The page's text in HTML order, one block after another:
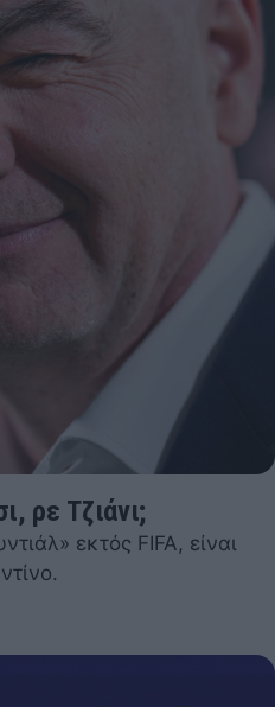
ρε Τζιάνι;
εκτός FIFA, είναι